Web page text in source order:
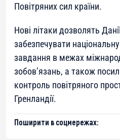
Повітряних сил країни.
Нові літаки дозволять
забезпечувати
завдання в межах
зобов’язань, а також
контроль повітряного
Гренландії.
Поширити в соцмережах: